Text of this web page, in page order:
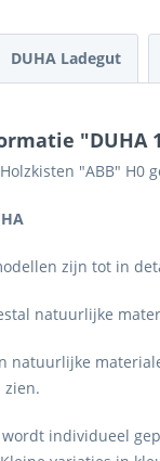
DUHA Ladegut
"DUHA
Holzkisten "ABB"
zijn tot in
natuurlijke
natuurlijke
wordt individueel